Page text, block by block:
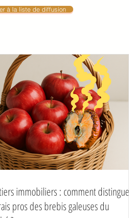
à la liste de diffusion
immobiliers : comment distinguer
pros des brebis galeuses du